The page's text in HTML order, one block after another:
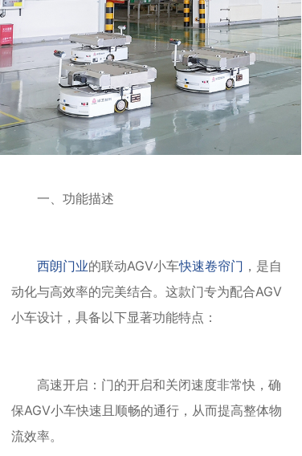
一、功能描述
西朗门业的联动AGV小车快速卷帘门 ，是自
动化与高效率的完美结合。这款门专为配合AGV
小车设计，具备以下显著功能特点：
高速开启：门的开启和关闭速度非常快，确
保AGV小车快速且顺畅的通行，从而提高整体物
流效率。